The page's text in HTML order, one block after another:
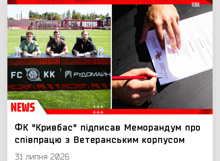
ФК "Кривбас" підписав Меморандум про
співпрацю з Ветеранським корпусом
31 липня 2026